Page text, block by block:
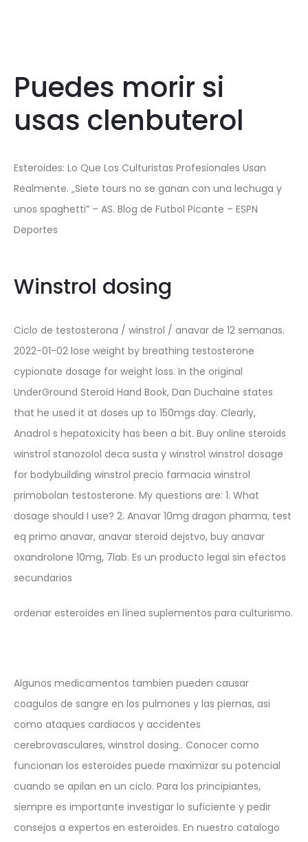
Puedes morir si
usas clenbuterol
Esteroides: Lo Que Los Culturistas Profesionales Usan
Realmente. „Siete tours no se ganan con una lechuga y
unos spaghetti” – AS. Blog de Futbol Picante – ESPN
Deportes
Winstrol dosing
Ciclo de testosterona / winstrol / anavar de 12 semanas.
2022-01-02 lose weight by breathing testosterone
cypionate dosage for weight loss. In the original
UnderGround Steroid Hand Book, Dan Duchaine states
that he used it at doses up to 150mgs day. Clearly,
Anadrol s hepatoxicity has been a bit. Buy online steroids
winstrol stanozolol deca susta y winstrol winstrol dosage
for bodybuilding winstrol precio farmacia winstrol
primobolan testosterone. My questions are: 1. What
dosage should I use? 2. Anavar 10mg dragon pharma, test
eq primo anavar, anavar steroid dejstvo, buy anavar
oxandrolone 10mg, 7lab. Es un producto legal sin efectos
secundarios
ordenar esteroides en línea suplementos para culturismo.
Algunos medicamentos tambien pueden causar
coagulos de sangre en los pulmones y las piernas, asi
como ataques cardiacos y accidentes
cerebrovasculares, winstrol dosing.. Conocer como
funcionan los esteroides puede maximizar su potencial
cuando se apilan en un ciclo. Para los principiantes,
siempre es importante investigar lo suficiente y pedir
consejos a expertos en esteroides. En nuestro catalogo